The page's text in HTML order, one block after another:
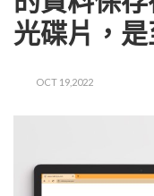
光碟片，是
OCT 19,2022